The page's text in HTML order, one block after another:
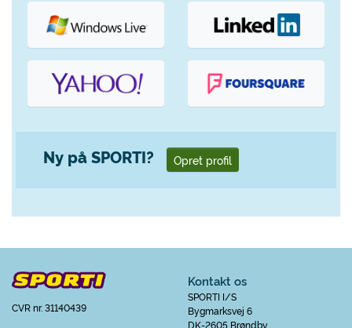
Ny på SPORTI? Opret profil
CVR nr. 31140439
Kontakt os
SPORTI I/S
Bygmarksvej 6
DK-2605 Brøndby